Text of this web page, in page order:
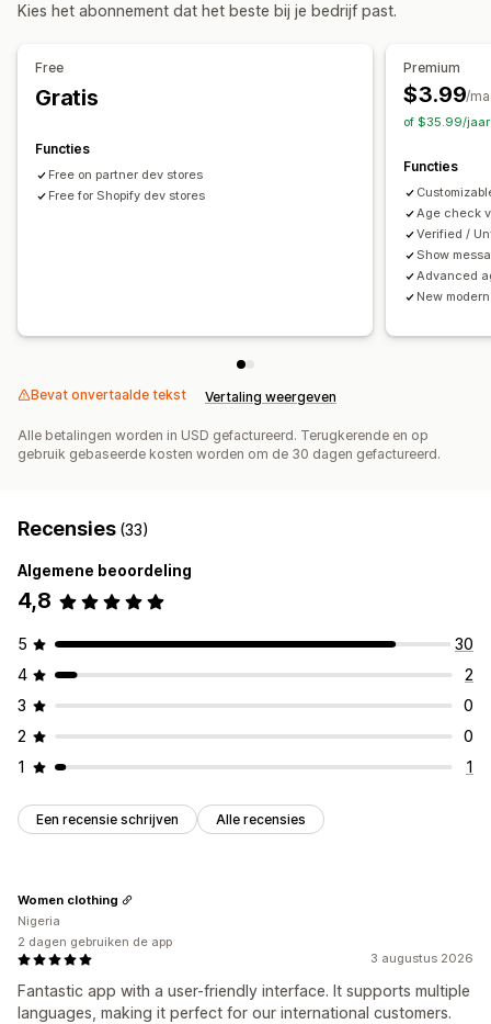
Aangepaste code
Meerdere talen
Aangepaste tekst
Knoppen
Kies het abonnement dat het beste bij je bedrijf past.
Free
Gratis
Functies
Free on partner dev stores
Free for Shopify dev stores
Premium
$3.99/
of $35.99/jaar
Functies
Age check
Verified /
Show
Advanced
New
Bevat onvertaalde tekst Vertaling weergeven
Alle betalingen worden in USD gefactureerd. Terugkerende en op
gebruik gebaseerde kosten worden om de 30 dagen gefactureerd.
Recensies (33)
Algemene beoordeling
4,8
5
30
4
2
3
0
2
0
1
1
Een recensie schrijven Alle recensies
3 augustus 2026
Fantastic app with a user-friendly interface. It supports multiple
languages, making it perfect for our international customers.
Women clothing
Nigeria
2 dagen gebruiken de app